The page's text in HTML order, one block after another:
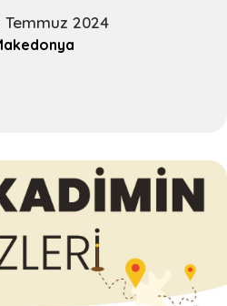
Projeleri - 05 Temmuz 2024